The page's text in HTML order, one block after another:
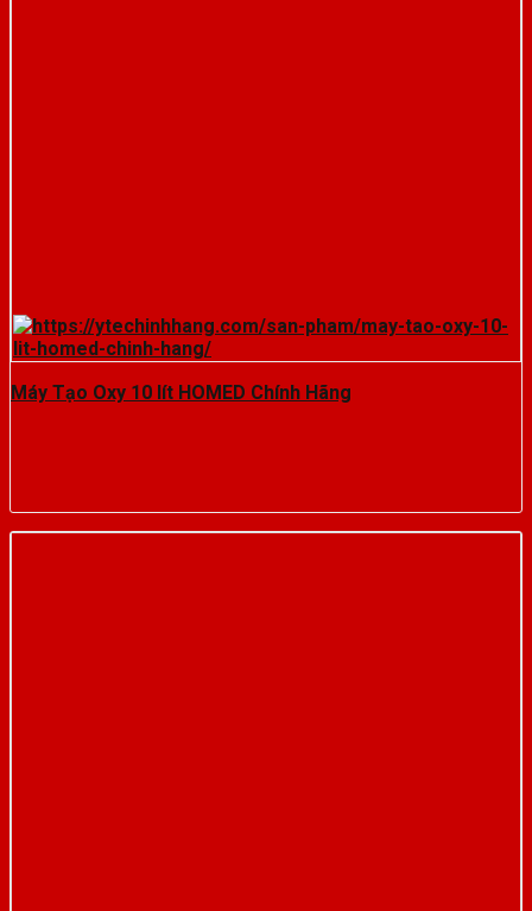
Máy Tạo Oxy 10 lít HOMED Chính Hãng